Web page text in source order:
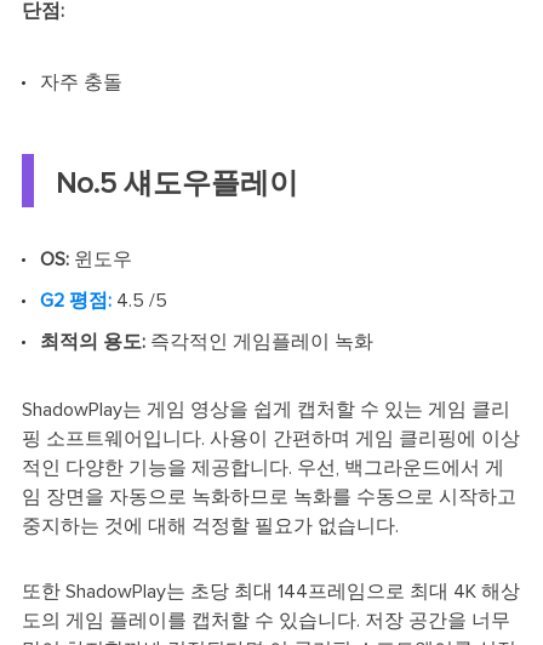
단점:
자주 충돌
No.5 섀도우플레이
OS:윈도우
G2 평점:4.5 /5
최적의 용도:즉각적인 게임플레이 녹화
ShadowPlay는 게임 영상을 쉽게 캡처할 수 있는 게임 클리
핑 소프트웨어입니다. 사용이 간편하며 게임 클리핑에 이상
적인 다양한 기능을 제공합니다. 우선, 백그라운드에서 게
임 장면을 자동으로 녹화하므로 녹화를 수동으로 시작하고
중지하는 것에 대해 걱정할 필요가 없습니다.
또한 ShadowPlay는 초당 최대 144프레임으로 최대 4K 해상
도의 게임 플레이를 캡처할 수 있습니다. 저장 공간을 너무